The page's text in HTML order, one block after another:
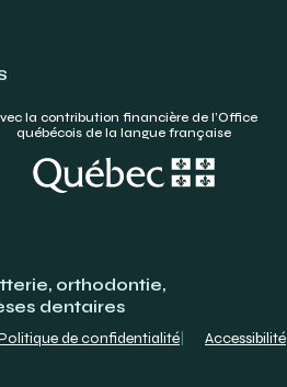
la contribution financière de l’Office
québécois de la langue française
orthodontie,
dentaires
de confidentialité Accessibilité